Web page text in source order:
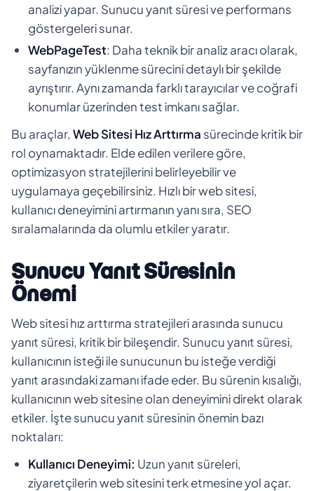
analizi yapar. Sunucu yanıt süresi ve performans
göstergeleri sunar.
WebPageTest: Daha teknik bir analiz aracı olarak,
sayfanızın yüklenme sürecini detaylı bir şekilde
ayrıştırır. Aynı zamanda farklı tarayıcılar ve coğrafi
konumlar üzerinden test imkanı sağlar.
Bu araçlar, Web Sitesi Hız Arttırma sürecinde kritik bir
rol oynamaktadır. Elde edilen verilere göre,
optimizasyon stratejilerini belirleyebilir ve
uygulamaya geçebilirsiniz. Hızlı bir web sitesi,
kullanıcı deneyimini artırmanın yanı sıra, SEO
sıralamalarında da olumlu etkiler yaratır.
Sunucu Yanıt Süresinin
Önemi
Web sitesi hız arttırma stratejileri arasında sunucu
yanıt süresi, kritik bir bileşendir. Sunucu yanıt süresi,
kullanıcının isteği ile sunucunun bu isteğe verdiği
yanıt arasındaki zamanı ifade eder. Bu sürenin kısalığı,
kullanıcının web sitesine olan deneyimini direkt olarak
etkiler. İşte sunucu yanıt süresinin önemin bazı
noktaları:
Kullanıcı Deneyimi: Uzun yanıt süreleri,
ziyaretçilerin web sitesini terk etmesine yol açar.